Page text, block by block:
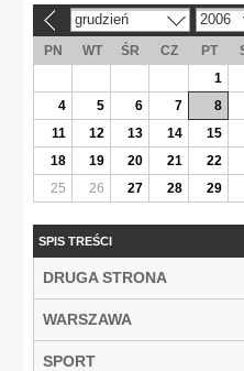
grudzień 2006
PN WT ŚR CZ PT
1
4
5 6 7 8
11
12 13 14 15
18
19 20 21 22
25
26 27 28 29
SPIS TREŚCI
DRUGA STRONA
WARSZAWA
SPORT